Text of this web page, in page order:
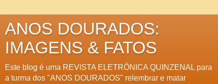
ANOS DOURADOS:
IMAGENS & FATOS
Este blog é uma REVISTA ELETRÔNICA QUINZENAL para
a turma dos "ANOS DOURADOS" relembrar e matar